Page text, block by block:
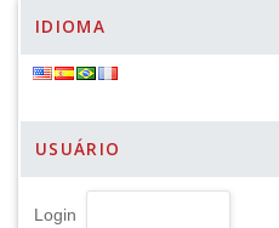
IDIOMA
USUÁRIO
Login